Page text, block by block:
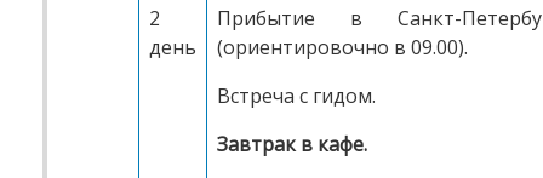
2
день
Прибытие в Санкт-
(ориентировочно в 09.00).
Встреча с гидом.
Завтрак в кафе.